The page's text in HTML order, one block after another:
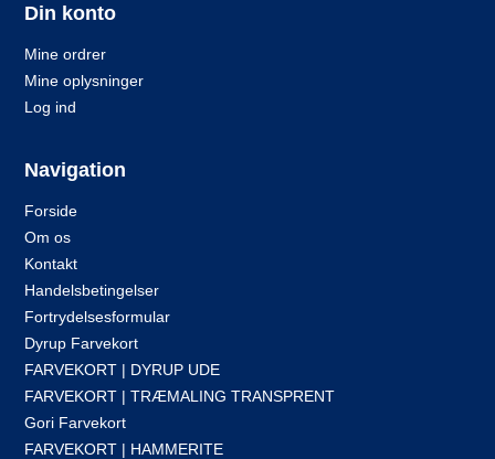
Din konto
Mine ordrer
Mine oplysninger
Log ind
Navigation
Forside
Om os
Kontakt
Handelsbetingelser
Fortrydelsesformular
Dyrup Farvekort
FARVEKORT | DYRUP UDE
FARVEKORT | TRÆMALING TRANSPRENT
Gori Farvekort
FARVEKORT | HAMMERITE